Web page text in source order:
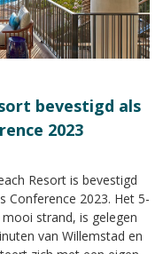
bevestigd als
2023
Resort is bevestigd
Conference 2023. Het 5-
strand, is gelegen
van Willemstad en